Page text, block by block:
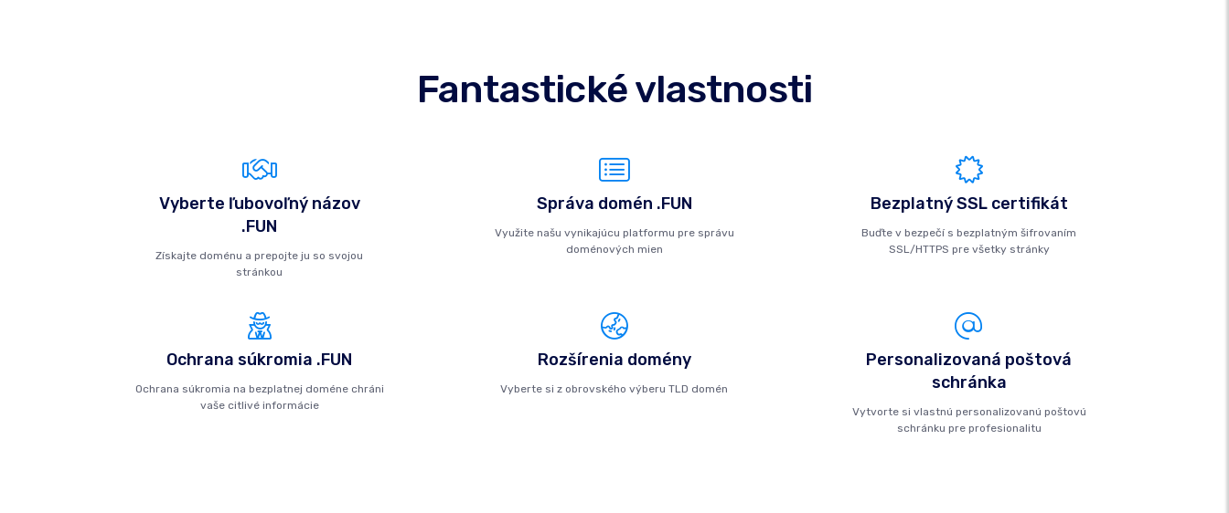
Fantastické vlastnosti
Vyberte ľubovoľný názov
.FUN
Získajte doménu a prepojte ju so svojou
stránkou
Správa domén .FUN
Využite našu vynikajúcu platformu pre správu
doménových mien
Bezplatný SSL certifikát
Buďte v bezpečí s bezplatným šifrovaním
SSL/HTTPS pre všetky stránky
Ochrana súkromia .FUN
Ochrana súkromia na bezplatnej doméne chráni
vaše citlivé informácie
Rozšírenia domény
Vyberte si z obrovského výberu TLD domén
Personalizovaná poštová
schránka
Vytvorte si vlastnú personalizovanú poštovú
schránku pre profesionalitu